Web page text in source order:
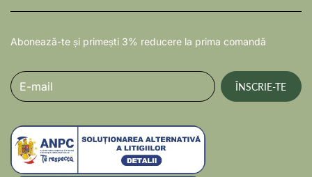
Abonează-te și primești 3% reducere la prima comandă
E-mail
ÎNSCRIE-TE